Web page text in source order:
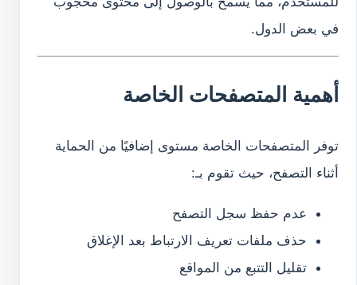
في بعض الدول.
أهمية المتصفحات الخاصة
توفر المتصفحات الخاصة مستوى إضافيًا من الحماية
أثناء التصفح، حيث تقوم بـ:
عدم حفظ سجل التصفح
حذف ملفات تعريف الارتباط بعد الإغلاق
تقليل التتبع من المواقع